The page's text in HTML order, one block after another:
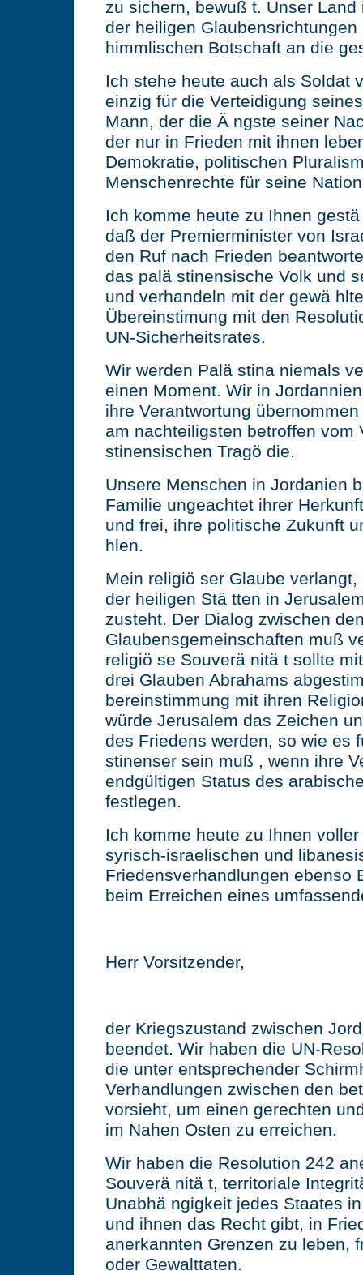
zu sichern, bewuß t. Unser
der heiligen
himmlischen Botschaft an die
Ich stehe heute auch als Soldat
einzig für die Verteidigung
Mann, der die Ä ngste seiner
der nur in Frieden mit ihnen
Demokratie, politischen
Menschenrechte für seine
Ich komme heute zu Ihnen
daß der Premierminister von
den Ruf nach Frieden
das palä stinensische Volk und
und verhandeln mit der gewä
Übereinstimung mit den
UN-Sicherheitsrates.
Wir werden Palä stina niemals
einen Moment. Wir in
ihre Verantwortung
am nachteiligsten betroffen vom
stinensischen Tragö die.
Unsere Menschen in Jordanien
Familie ungeachtet ihrer
und frei, ihre politische Zukunft
hlen.
Mein religiö ser Glaube
der heiligen Stä tten in
zusteht. Der Dialog zwischen
Glaubensgemeinschaften muß
religiö se Souverä nitä t sollte
drei Glauben Abrahams
bereinstimmung mit ihren
würde Jerusalem das Zeichen
des Friedens werden, so wie es
stinenser sein muß , wenn ihre
endgültigen Status des
festlegen.
Ich komme heute zu Ihnen
syrisch-israelischen und
Friedensverhandlungen ebenso
beim Erreichen eines
Herr Vorsitzender,
der Kriegszustand zwischen
beendet. Wir haben die UN-
die unter entsprechender
Verhandlungen zwischen den
vorsieht, um einen gerechten
im Nahen Osten zu erreichen.
Wir haben die Resolution 242
Souverä nitä t, territoriale
Unabhä ngigkeit jedes Staates
und ihnen das Recht gibt, in
anerkannten Grenzen zu leben,
oder Gewalttaten.